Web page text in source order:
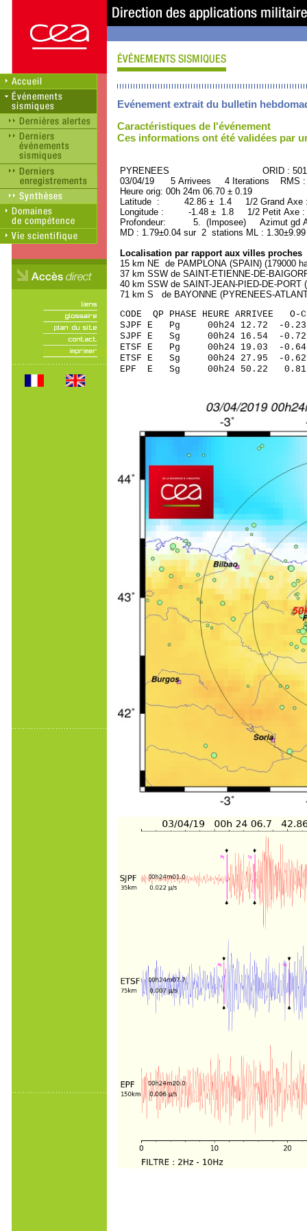
Evénement extrait du bulletin
Caractéristiques de l'événement
Ces informations ont été validées par
PYRENEES ORID :
03/04/19 5 Arrivees 4 Iterations RMS
Heure orig: 00h 24m 06.70 ± 0.19
Latitude : 42.86 ± 1.4 1/2 Grand
Longitude : -1.48 ± 1.8 1/2 Petit Axe
Profondeur: 5. (Imposee) Azimut gd
MD : 1.79±0.04 sur 2 stations ML :
Localisation par rapport aux villes proches
15 km NE de PAMPLONA (SPAIN) (179000
37 km SSW de SAINT-ETIENNE-DE-
40 km SSW de SAINT-JEAN-PIED-DE-PORT
71 km S de BAYONNE (PYRENEES-
CODE QP PHASE HEURE
SJPF E Pg 00h24
SJPF E Sg 00h24 16.54
ETSF E Pg 00h24
ETSF E Sg 00h24 27.95
EPF E Sg 00h24 50.22